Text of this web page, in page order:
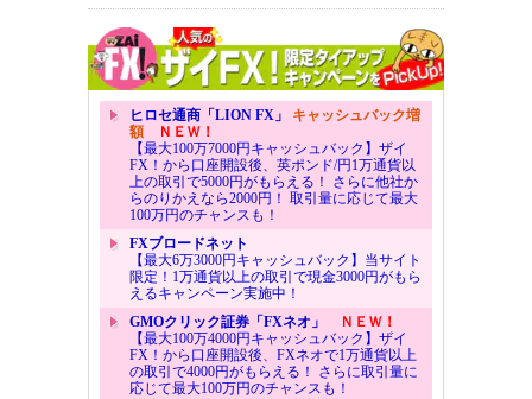
ヒロセ通商「LION FX」 キャッシュバック増
額ＮＥＷ！
【最大100万7000円キャッシュバック】ザイ
FX！から口座開設後、英ポンド/円1万通貨以
上の取引で5000円がもらえる！ さらに他社か
らのりかえなら2000円！ 取引量に応じて最大
100万円のチャンスも！
FXブロードネット
【最大6万3000円キャッシュバック】当サイト
限定！1万通貨以上の取引で現金3000円がもら
えるキャンペーン実施中！
GMOクリック証券「FXネオ」
ＮＥＷ！
【最大100万4000円キャッシュバック】ザイ
FX！から口座開設後、FXネオで1万通貨以上
の取引で4000円がもらえる！ さらに取引量に
応じて最大100万円のチャンスも！